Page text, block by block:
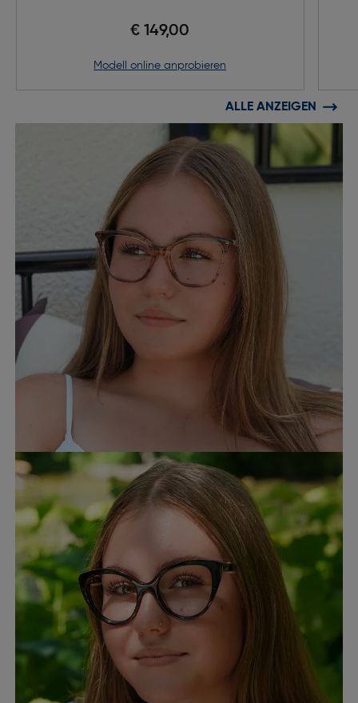
€ 149,00
Modell online anprobieren
ALLE ANZEIGEN